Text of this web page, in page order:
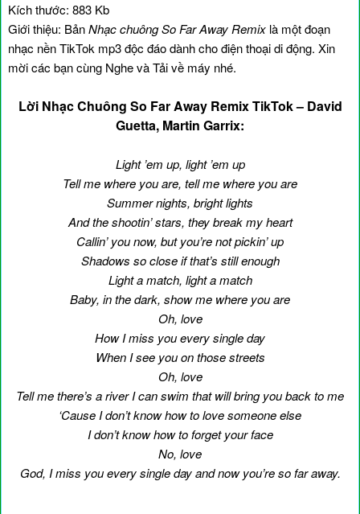
Kích thước: 883 Kb
Giới thiệu: BảnNhạc chuông So Far Away Remix là một đoạn
nhạc nền TikTok mp3 độc đáo dành cho điện thoại di động. Xin
mời các bạn cùng Nghe và Tải về máy nhé.
Lời Nhạc Chuông So Far Away Remix TikTok – David
Guetta, Martin Garrix:
Light ’em up, light ’em up
Tell me where you are, tell me where you are
Summer nights, bright lights
And the shootin’ stars, they break my heart
Callin’ you now, but you’re not pickin’ up
Shadows so close if that’s still enough
Light a match, light a match
Baby, in the dark, show me where you are
Oh, love
How I miss you every single day
When I see you on those streets
Oh, love
Tell me there’s a river I can swim that will bring you back to me
‘Cause I don’t know how to love someone else
I don’t know how to forget your face
No, love
God, I miss you every single day and now you’re so far away.